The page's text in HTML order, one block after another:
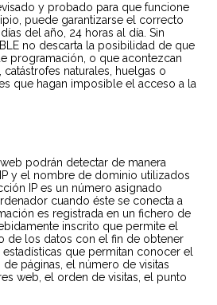
y probado para que funcione
puede garantizarse el correcto
del año, 24 horas al día. Sin
no descarta la posibilidad de que
programación, o que acontezcan
naturales, huelgas o
que hagan imposible el acceso a la
podrán detectar de manera
y el nombre de dominio utilizados
IP es un número asignado
cuando éste se conecta a
es registrada en un fichero de
inscrito que permite el
de los datos con el fin de obtener
que permitan conocer el
páginas, el número de visitas
web, el orden de visitas, el punto